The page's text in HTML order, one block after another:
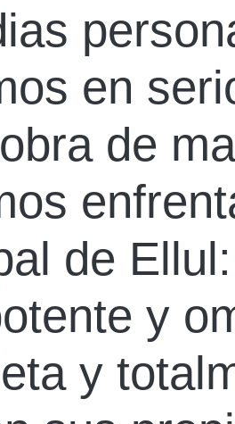
en
de
de
y
y